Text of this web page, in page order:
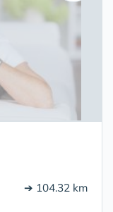
➔ 104.32 km